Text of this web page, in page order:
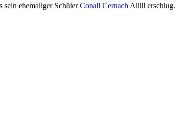
sein ehemaliger SchülerConall Cernach Ailill erschlug.